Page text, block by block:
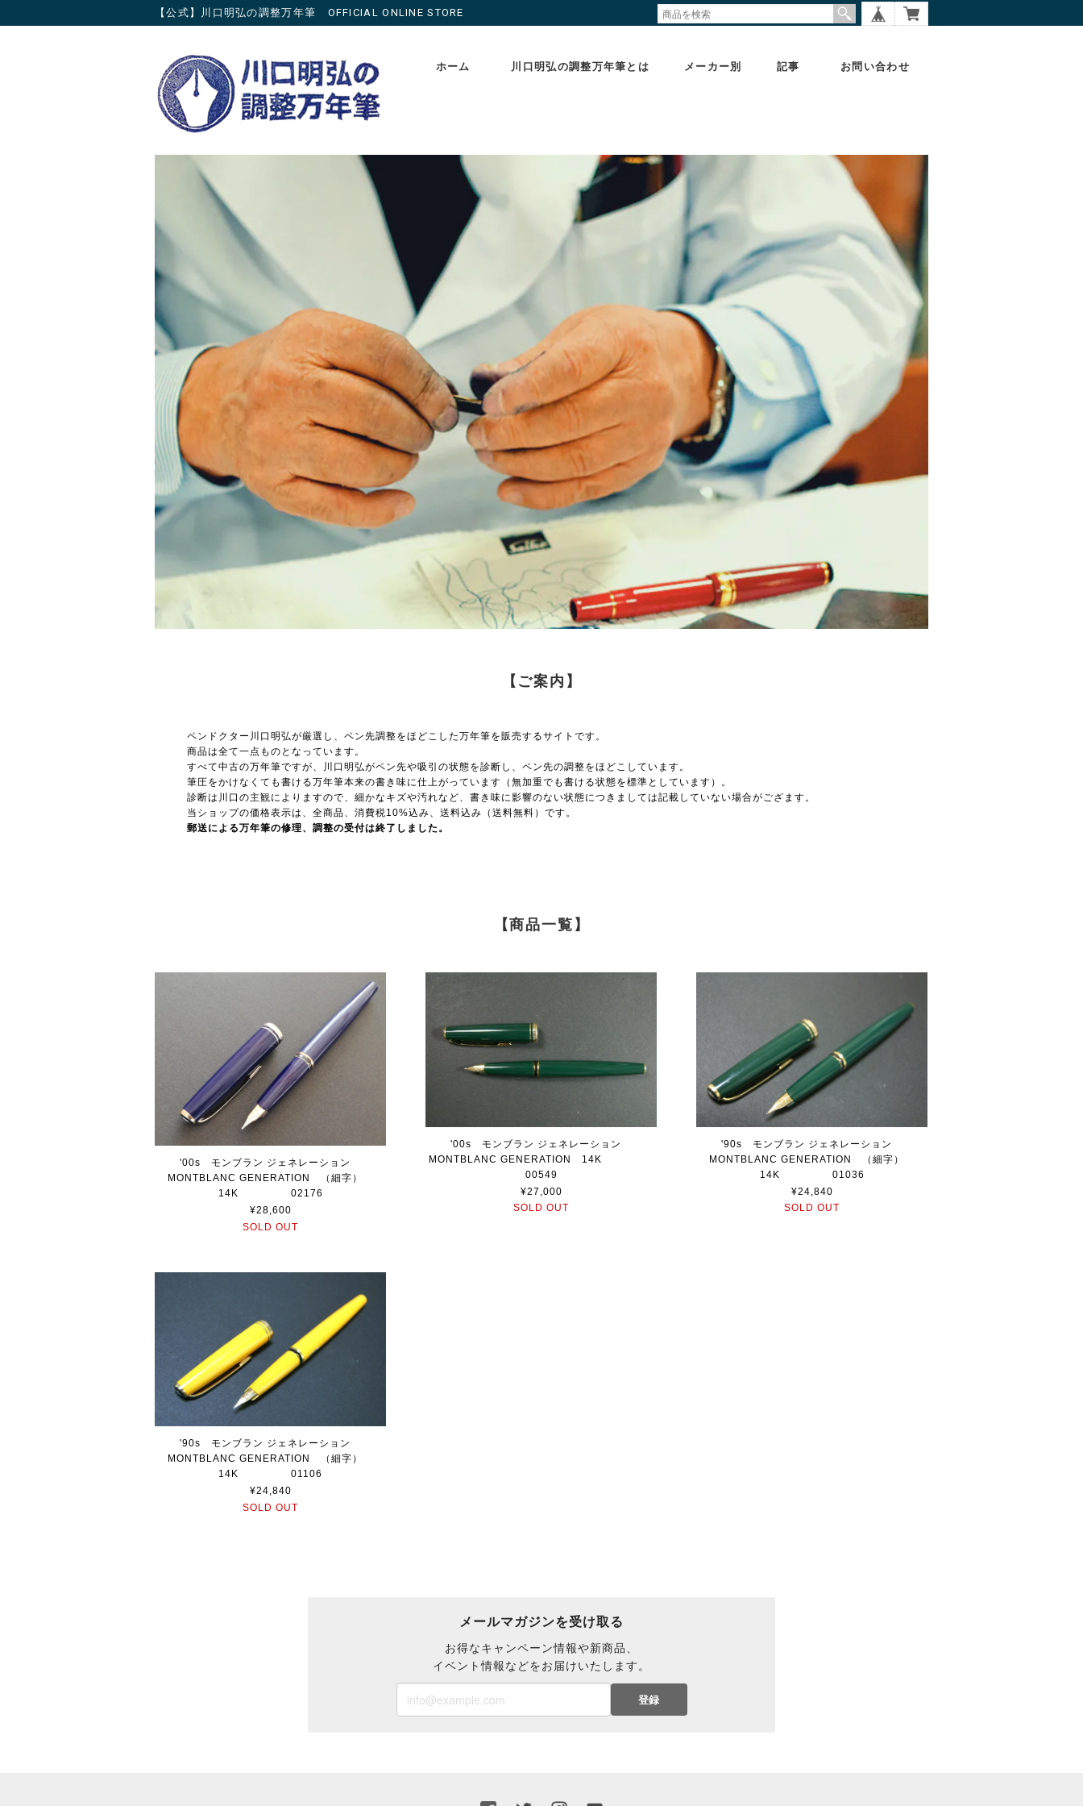
【公式】川口明弘の調整万年筆 OFFICIAL ONLINE STORE
ホーム 川口明弘の調整万年筆とは メーカー別 記事 お問い合わせ
【ご案内】
ペンドクター川口明弘が厳選し、ペン先調整をほどこした万年筆を販売するサイトです。
商品は全て一点ものとなっています。
すべて中古の万年筆ですが、川口明弘がペン先や吸引の状態を診断し、ペン先の調整をほどこしています。
筆圧をかけなくても書ける万年筆本来の書き味に仕上がっています（無加重でも書ける状態を標準としています）。
診断は川口の主観によりますので、細かなキズや汚れなど、書き味に影響のない状態につきましては記載していない場合がござます。
当ショップの価格表示は、全商品、消費税10%込み、送料込み（送料無料）です。
郵送による万年筆の修理、調整の受付は終了しました。
【商品一覧】
'00s モンブラン ジェネレーション
MONTBLANC GENERATION （細字）
14K 02176
¥28,600
SOLD OUT
'00s モンブラン ジェネレーション
MONTBLANC GENERATION 14K
00549
¥27,000
SOLD OUT
'90s モンブラン ジェネレーション
MONTBLANC GENERATION （細字）
14K 01036
¥24,840
SOLD OUT
'90s モンブラン ジェネレーション
MONTBLANC GENERATION （細字）
14K 01106
¥24,840
SOLD OUT
メールマガジンを受け取る
お得なキャンペーン情報や新商品、
イベント情報などをお届けいたします。
登録